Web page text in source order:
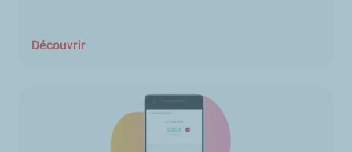
Découvrir